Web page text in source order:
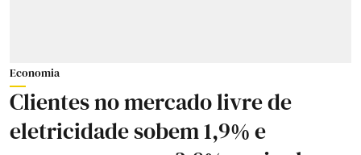
Economia
Clientes no mercado livre de
eletricidade sobem 1,9% e